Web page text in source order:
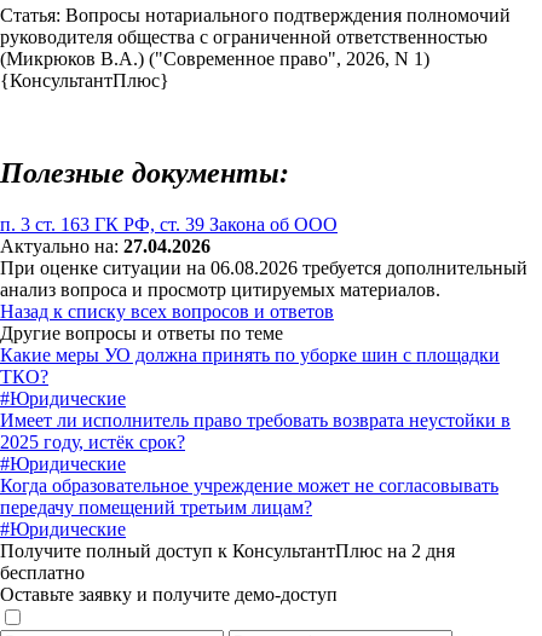
Статья: Вопросы нотариального подтверждения полномочий
руководителя общества с ограниченной ответственностью
(Микрюков В.А.) ("Современное право", 2026, N 1)
{КонсультантПлюс}
Полезные документы:
п. 3 ст. 163 ГК РФ, ст. 39 Закона об ООО
Актуально на: 27.04.2026
При оценке ситуации на 06.08.2026 требуется дополнительный
анализ вопроса и просмотр цитируемых материалов.
Назад к списку всех вопросов и ответов
Другие вопросы и ответы по теме
Какие меры УО должна принять по уборке шин с площадки
ТКО?
#Юридические
Имеет ли исполнитель право требовать возврата неустойки в
2025 году, истёк срок?
#Юридические
Когда образовательное учреждение может не согласовывать
передачу помещений третьим лицам?
#Юридические
Получите полный доступ к КонсультантПлюс на 2 дня
бесплатно
Оставьте заявку и получите демо-доступ